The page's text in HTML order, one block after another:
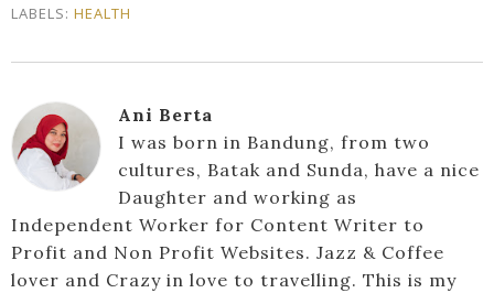
LABELS: HEALTH
Ani Berta
I was born in Bandung, from two
cultures, Batak and Sunda, have a nice
Daughter and working as
Independent Worker for Content Writer to
Profit and Non Profit Websites. Jazz & Coffee
lover and Crazy in love to travelling. This is my